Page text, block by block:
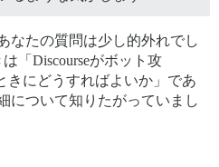
なたの質問は少し的外れでし
「Discourseがボット攻
きにどうすればよいか」であ
について知りたがっていまし